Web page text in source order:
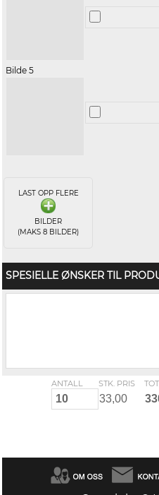
Bilde 5
LAST OPP FLERE
BILDER
(MAKS 8 BILDER)
SPESIELLE ØNSKER TIL
ANTALL STK. PRIS